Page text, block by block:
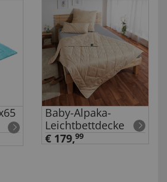
Baby-Alpaka-
Leichtbettdecke
€ 179,99